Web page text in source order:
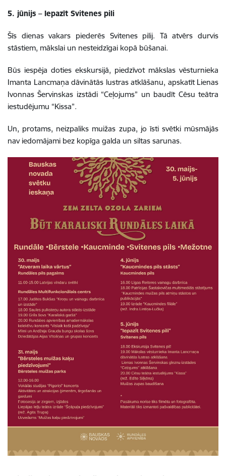
5. jūnijs – Iepazīt Svitenes pili
Šīs dienas vakars piederēs Svitenes pilij. Tā atvērs durvis
stāstiem, mākslai un nesteidzīgai kopā būšanai.
Būs iespēja doties ekskursijā, piedzīvot mākslas vēsturnieka
Imanta Lancmaņa dāvinātās lustras atklāšanu, apskatīt Lienas
Ivonnas Šervinskas izstādi “Ceļojums” un baudīt Cēsu teātra
iestudējumu “Kissa”.
Un, protams, neizpaliks muižas zupa, jo īsti svētki mūsmājās
nav iedomājami bez kopīga galda un siltas sarunas.